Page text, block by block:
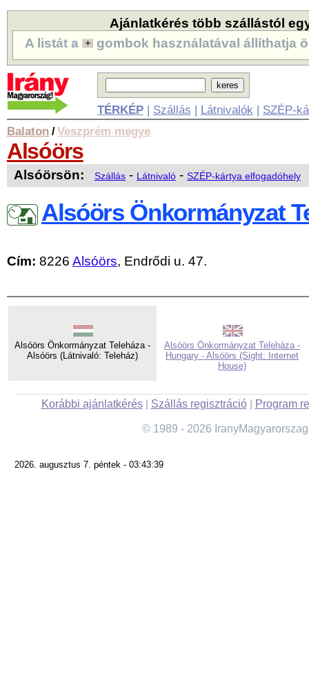
Ajánlatkérés több szállástól
A listát a
gombok használatával állíthatja
TÉRKÉP| Szállás | Látnivalók | SZÉP-
Balaton /Veszprém megye
Alsóörs
Alsóörsön: Szállás - Látnivaló - SZÉP-kártya elfogadóhely
Alsóörs Önkormányzat
Cím: 8226 Alsóörs, Endrődi u. 47.
Alsóörs Önkormányzat Teleháza -
Alsóörs (Látnivaló: Teleház)
Alsóörs Önkormányzat Teleháza -
Hungary - Alsóörs (Sight: Internet
House)
Korábbi ajánlatkérés| Szállás regisztráció| Program
© 1989 - 2026
2026. augusztus 7. péntek - 03:43:39